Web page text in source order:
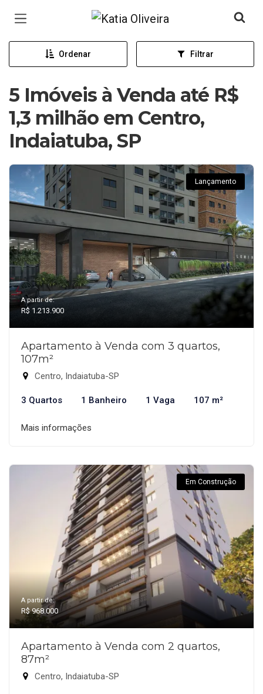
Página inicial
Ordenar Filtrar
5 Imóveis à Venda até R$
1,3 milhão em Centro,
Indaiatuba, SP
Lançamento
A partir de:
R$ 1.213.900
Apartamento à Venda com 3 quartos,
107m²
Centro, Indaiatuba-SP
3 Quartos 1 Banheiro 1 Vaga 107 m²
Mais informações
Em Construção
A partir de:
R$ 968.000
Apartamento à Venda com 2 quartos,
87m²
Centro, Indaiatuba-SP